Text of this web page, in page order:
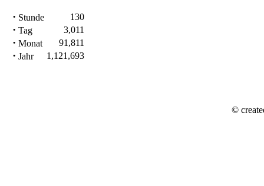
· Stunde 130
· Tag 3,011
· Monat 91,811
· Jahr 1,121,693
©